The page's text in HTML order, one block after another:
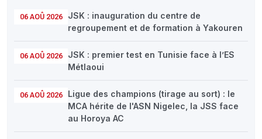
06 AOÛ 2026
JSK : inauguration du centre de
regroupement et de formation à Yakouren
06 AOÛ 2026
JSK : premier test en Tunisie face à l’ES
Métlaoui
06 AOÛ 2026
Ligue des champions (tirage au sort) : le
MCA hérite de l'ASN Nigelec, la JSS face
au Horoya AC